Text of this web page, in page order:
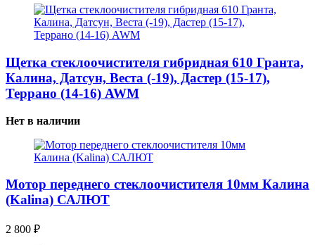
Щетка стеклоочистителя гибридная 610 Гранта,
Калина, Датсун, Веста (-19), Дастер (15-17),
Террано (14-16) AWM
Нет в наличии
Мотор переднего стеклоочистителя 10мм Калина
(Kalina) САЛЮТ
2 800 ₽